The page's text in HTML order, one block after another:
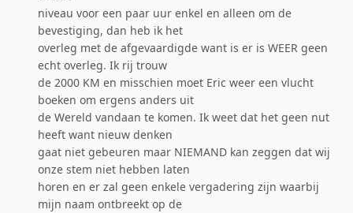
niveau voor een paar uur enkel en alleen om de
bevestiging, dan heb ik het
overleg met de afgevaardigde want is er is WEER geen
echt overleg. Ik rij trouw
de 2000 KM en misschien moet Eric weer een vlucht
boeken om ergens anders uit
de Wereld vandaan te komen. Ik weet dat het geen nut
heeft want nieuw denken
gaat niet gebeuren maar NIEMAND kan zeggen dat wij
onze stem niet hebben laten
horen en er zal geen enkele vergadering zijn waarbij
mijn naam ontbreekt op de